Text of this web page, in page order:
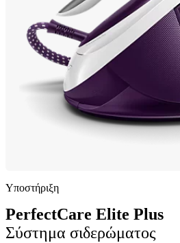
Υποστήριξη
PerfectCare Elite Plus
Σύστημα σιδερώματος